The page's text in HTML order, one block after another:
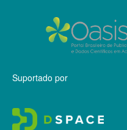
Suportado por